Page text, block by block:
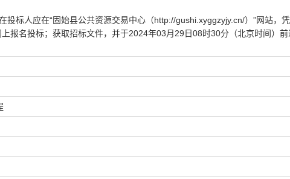
投标人应在“固始县公共资源交易中心（http://gushi.xyggzyjy.cn/）”网站，
报名投标； 获取招标文件，并于2024年03月29日08时30分 （北京时间）